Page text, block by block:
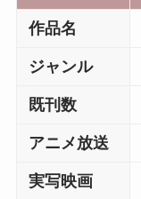
作品名
ジャンル
既刊数
アニメ放送
実写映画